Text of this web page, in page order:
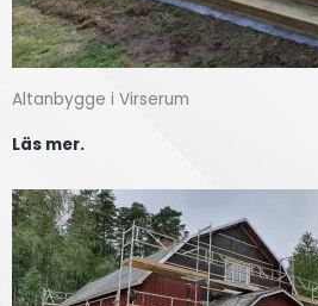
Altanbygge i Virserum
Läs mer.